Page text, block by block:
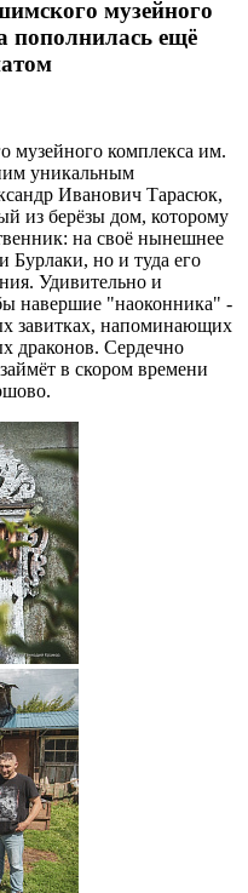
музейного
ещё
музейного комплекса им.
уникальным
Иванович Тарасюк,
из берёзы дом, которому
на своё нынешнее
Бурлаки, но и туда его
Удивительно и
навершие "наоконника" -
завитках, напоминающих
драконов. Сердечно
в скором времени